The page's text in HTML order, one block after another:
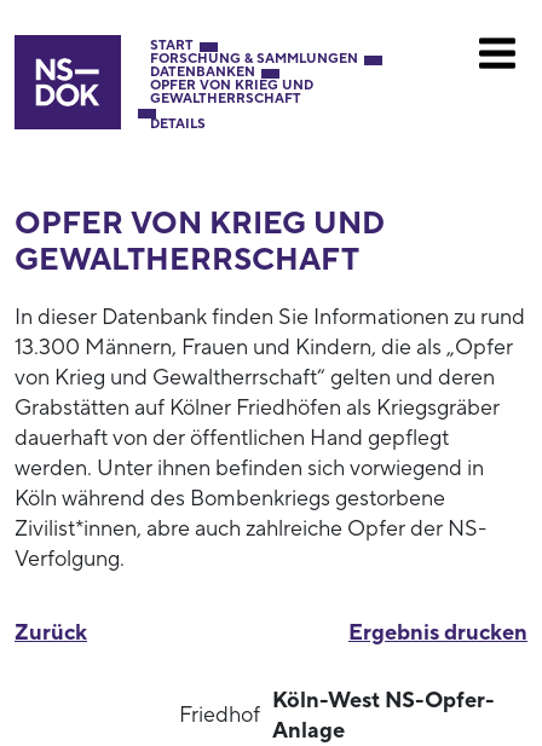
START
FORSCHUNG & SAMMLUNGEN
DATENBANKEN
OPFER VON KRIEG UND
GEWALTHERRSCHAFT
DETAILS
OPFER VON KRIEG UND
GEWALTHERRSCHAFT
In dieser Datenbank finden Sie Informationen zu rund
13.300 Männern, Frauen und Kindern, die als „Opfer
von Krieg und Gewaltherrschaft“ gelten und deren
Grabstätten auf Kölner Friedhöfen als Kriegsgräber
dauerhaft von der öffentlichen Hand gepflegt
werden. Unter ihnen befinden sich vorwiegend in
Köln während des Bombenkriegs gestorbene
Zivilist*innen, abre auch zahlreiche Opfer der NS-
Verfolgung.
Ergebnis drucken
Zurück
Friedhof
Köln-West NS-Opfer-
Anlage